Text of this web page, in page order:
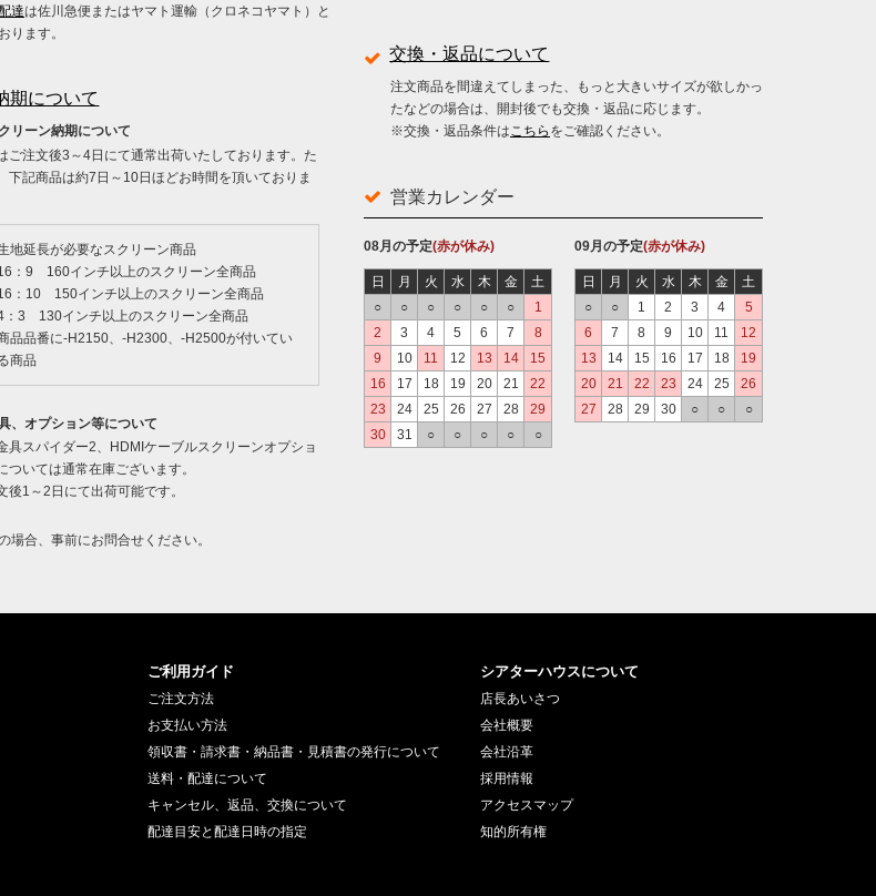
達は佐川急便またはヤマト運輸（クロネコヤマト）と
ります。
期について
リーン納期について
ご注文後3～4日にて通常出荷いたしております。た
下記商品は約7日～10日ほどお時間を頂いておりま
地延長が必要なスクリーン商品
：9 160インチ以上のスクリーン全商品
：10 150インチ以上のスクリーン全商品
：3 130インチ以上のスクリーン全商品
品品番に-H2150、-H2300、-H2500が付いてい
商品
、オプション等について
具スパイダー2、HDMIケーブルスクリーンオプショ
ついては通常在庫ございます。
後1～2日にて出荷可能です。
場合、事前にお問合せください。
交換・返品について
注文商品を間違えてしまった、もっと大きいサイズが欲しかっ
たなどの場合は、開封後でも交換・返品に応じます。
※交換・返品条件はこちら をご確認ください。
営業カレンダー
08月の予定(赤が休み)
日 月 火 水 木 金
土
○
○ ○ ○ ○ ○
1
2
3 4 5 6 7
8
9
10 11 12 13 14
15
16
17 18 19 20 21
22
23
24 25 26 27 28
29
30
31 ○ ○ ○ ○ ○
09月の予定(赤が休み)
日 月 火 水 木 金
土
○
○ 1 2 3 4
5
6
7 8 9 10 11
12
13
14 15 16 17 18
19
20
21 22 23 24 25
26
27
28 29 30 ○ ○ ○
ご利用ガイド
ご注文方法
お支払い方法
領収書・請求書・納品書・見積書の発行について
送料・配達について
キャンセル、返品、交換について
配達目安と配達日時の指定
シアターハウスについて
店長あいさつ
会社概要
会社沿革
採用情報
アクセスマップ
知的所有権